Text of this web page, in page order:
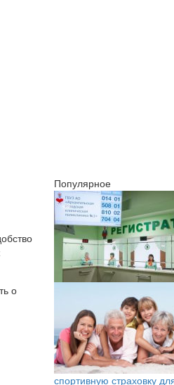
о
Популярное
спортивную страховку